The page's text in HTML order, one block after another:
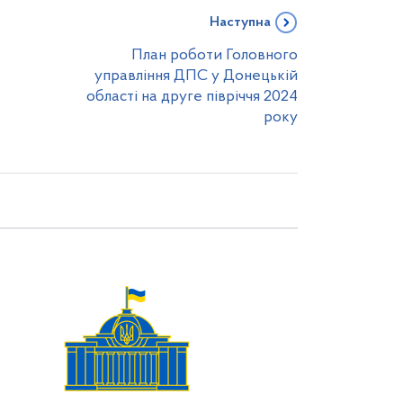
Наступна
План роботи Головного
управління ДПС у Донецькій
області на друге півріччя 2024
року